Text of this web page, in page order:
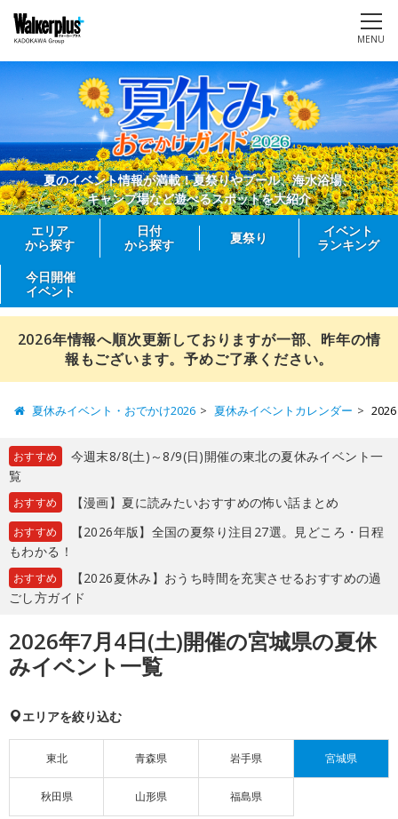
MENU
夏のイベント情報が満載！夏祭りやプール、海水浴場、
キャンプ場など遊べるスポットを大紹介
エリア
から探す
日付
から探す
夏祭り
イベント
ランキング
今日開催
イベント
2026年情報へ順次更新しておりますが一部、昨年の情
報もございます。予めご了承ください。
夏休みイベント・おでかけ2026 夏休みイベントカレンダー
おすすめ
今週末8/8(土)～8/9(日)開催の東北の夏休みイベント一
覧
おすすめ 【漫画】夏に読みたいおすすめの怖い話まとめ
おすすめ
【2026年版】全国の夏祭り注目27選。見どころ・日程
もわかる！
おすすめ
【2026夏休み】おうち時間を充実させるおすすめの過
ごし方ガイド
2026年7月4日(土)開催の宮城県の夏休
みイベント一覧
エリアを絞り込む
東北 青森県 岩手県 宮城県
秋田県 山形県 福島県